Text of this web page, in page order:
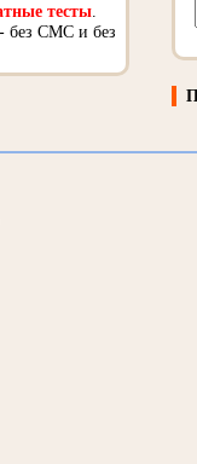
тесты
- без СМС и без